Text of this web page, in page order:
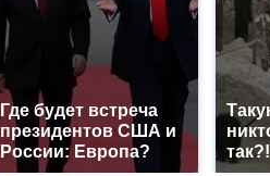
Где будет встреча
президентов США и
России: Европа?
так?!